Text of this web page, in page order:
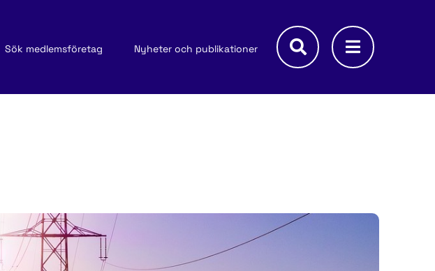
Sök medlemsföretag Nyheter och publikationer